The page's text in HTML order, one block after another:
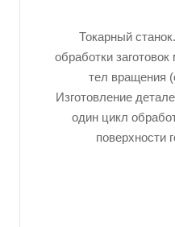
Токарный
обработки
тел вращения
Изготовление
один цикл
поверхности